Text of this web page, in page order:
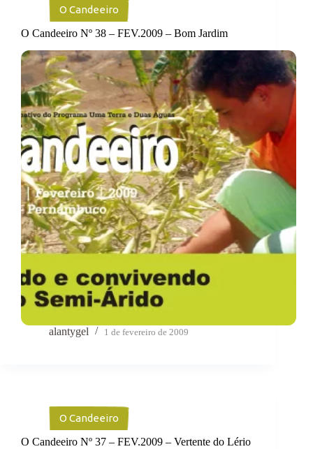
O Candeeiro
O Candeeiro Nº 38 – FEV.2009 – Bom Jardim
alantygel 1 de fevereiro de 2009
O Candeeiro
O Candeeiro Nº 37 – FEV.2009 – Vertente do Lério